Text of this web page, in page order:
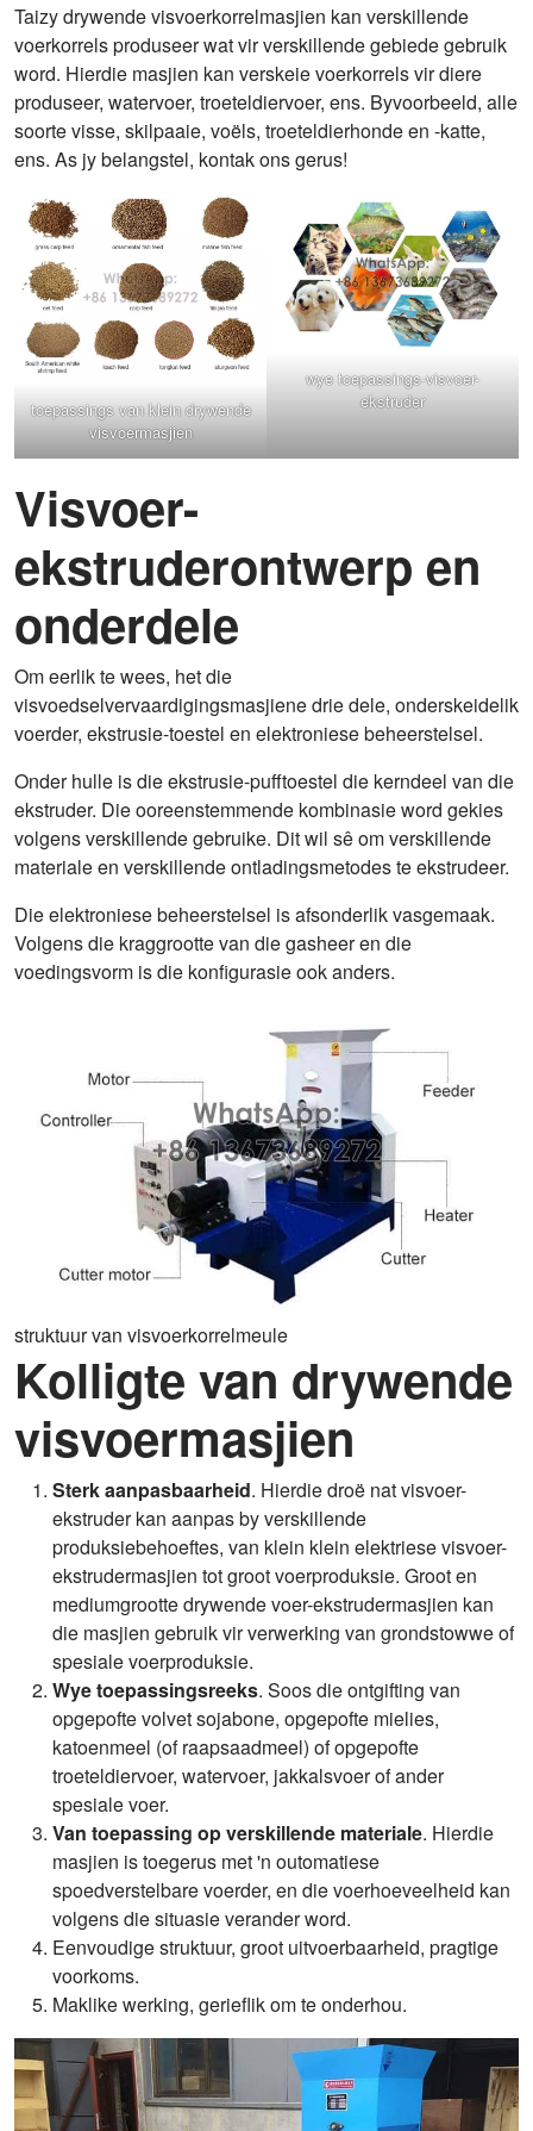
Taizy drywende visvoerkorrelmasjien kan verskillende
voerkorrels produseer wat vir verskillende gebiede gebruik
word. Hierdie masjien kan verskeie voerkorrels vir diere
produseer, watervoer, troeteldiervoer, ens. Byvoorbeeld, alle
soorte visse, skilpaaie, voëls, troeteldierhonde en -katte,
ens. As jy belangstel, kontak ons ​​gerus!
toepassings van klein drywende
visvoermasjien
wye toepassings-visvoer-
ekstruder
Visvoer-
ekstruderontwerp en
onderdele
Om eerlik te wees, het die
visvoedselvervaardigingsmasjiene drie dele, onderskeidelik
voerder, ekstrusie-toestel en elektroniese beheerstelsel.
Onder hulle is die ekstrusie-pufftoestel die kerndeel van die
ekstruder. Die ooreenstemmende kombinasie word gekies
volgens verskillende gebruike. Dit wil sê om verskillende
materiale en verskillende ontladingsmetodes te ekstrudeer.
Die elektroniese beheerstelsel is afsonderlik vasgemaak.
Volgens die kraggrootte van die gasheer en die
voedingsvorm is die konfigurasie ook anders.
struktuur van visvoerkorrelmeule
Kolligte van drywende
visvoermasjien
Sterk aanpasbaarheid. Hierdie droë nat visvoer-
ekstruder kan aanpas by verskillende
produksiebehoeftes, van klein klein elektriese visvoer-
ekstrudermasjien tot groot voerproduksie. Groot en
mediumgrootte drywende voer-ekstrudermasjien kan
die masjien gebruik vir verwerking van grondstowwe of
spesiale voerproduksie.
Wye toepassingsreeks. Soos die ontgifting van
opgepofte volvet sojabone, opgepofte mielies,
katoenmeel (of raapsaadmeel) of opgepofte
troeteldiervoer, watervoer, jakkalsvoer of ander
spesiale voer.
Van toepassing op verskillende materiale. Hierdie
masjien is toegerus met 'n outomatiese
spoedverstelbare voerder, en die voerhoeveelheid kan
volgens die situasie verander word.
Eenvoudige struktuur, groot uitvoerbaarheid, pragtige
voorkoms.
Maklike werking, gerieflik om te onderhou.